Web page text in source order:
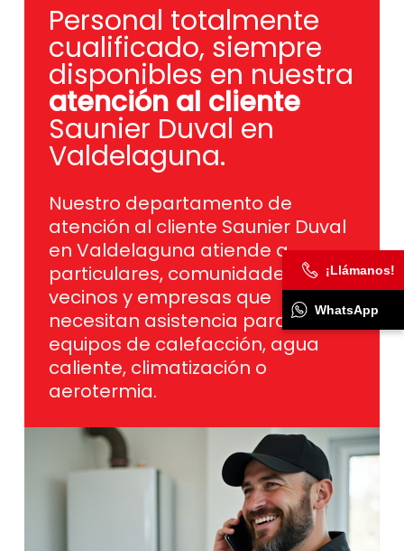
Personal totalmente
cualificado, siempre
disponibles en nuestra
atención al cliente
Saunier Duval en
Valdelaguna.
Nuestro departamento de
atención al cliente Saunier Duval
en Valdelaguna atiende a
particulares, comunidades de
vecinos y empresas que
necesitan asistencia para sus
equipos de calefacción, agua
caliente, climatización o
aerotermia.
¡Llámanos!
WhatsApp